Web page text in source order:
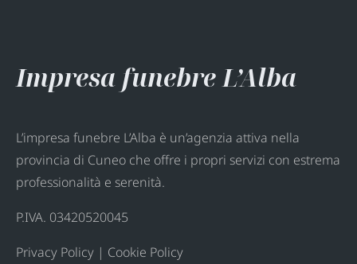
Impresa funebre L’Alba
L’impresa funebre L’Alba è un’agenzia attiva nella
provincia di Cuneo che offre i propri servizi con estrema
professionalità e serenità.
P.IVA. 03420520045
Privacy Policy | Cookie Policy